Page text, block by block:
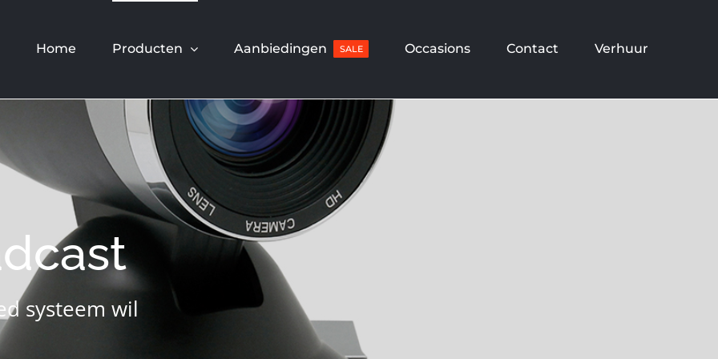
Home Producten Aanbiedingen SALE Occasions Contact Verhuur
systeem wil